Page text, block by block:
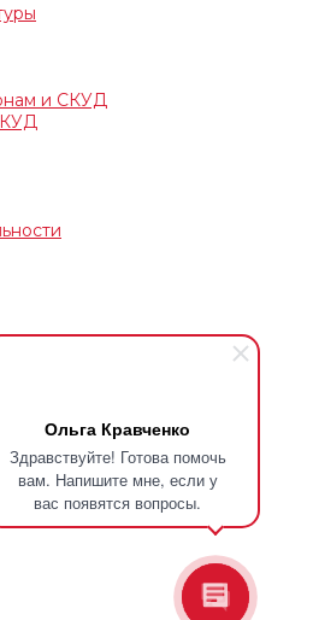
Ольга Кравченко
Здравствуйте! Готова помочь
вам. Напишите мне, если у
вас появятся вопросы.
и СКУД
9, 170 отдел